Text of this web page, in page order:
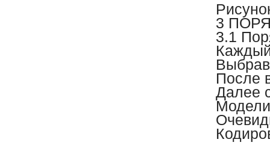
3
3.1
После
Далее